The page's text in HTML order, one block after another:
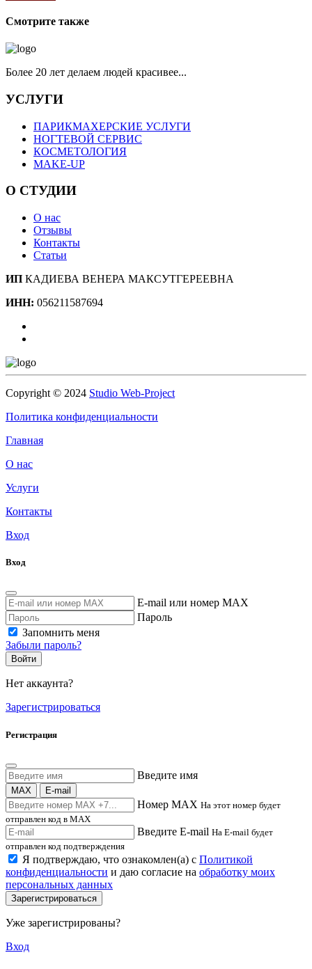
Смотрите также
Более 20 лет делаем людей красивее...
УСЛУГИ
ПАРИКМАХЕРСКИЕ УСЛУГИ
НОГТЕВОЙ СЕРВИС
КОСМЕТОЛОГИЯ
MAKE-UP
О СТУДИИ
О нас
Отзывы
Контакты
Статьи
ИП КАДИЕВА ВЕНЕРА МАКСУТГЕРЕЕВНА
ИНН: 056211587694
Copyright © 2024 Studio Web-Project
Политика конфиденциальности
Главная
О нас
Услуги
Контакты
Вход
Вход
E-mail или номер MAX
Пароль
Запомнить меня
Забыли пароль?
Войти
Нет аккаунта?
Зарегистрироваться
Регистрация
Введите имя
MAX E-mail
Номер MAX На этот номер будет
отправлен код в MAX
Введите E-mail На E-mail будет
отправлен код подтверждения
Я подтверждаю, что ознакомлен(а) с Политикой
конфиденциальности и даю согласие на обработку моих
персональных данных
Зарегистрироваться
Уже зарегистрированы?
Вход